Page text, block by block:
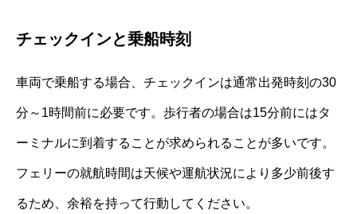
チェックインと乗船時刻
車両で乗船する場合、チェックインは通常出発時刻の30
分～1時間前に必要です。歩行者の場合は15分前にはタ
ーミナルに到着することが求められることが多いです。
フェリーの就航時間は天候や運航状況により多少前後す
るため、余裕を持って行動してください。